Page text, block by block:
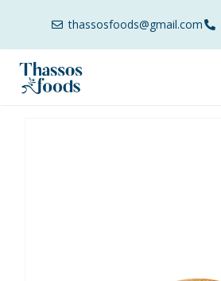
thassosfoods@gmail.com